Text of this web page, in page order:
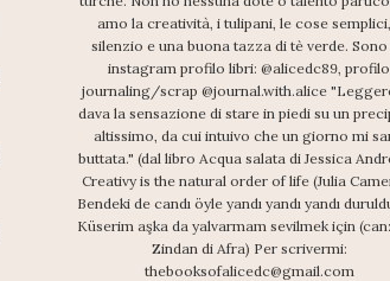
amo la creatività, i tulipani, le cose
silenzio e una buona tazza di tè verde. Sono
instagram profilo libri: @alicedc89, profilo
journaling/scrap @journal.with.alice
dava la sensazione di stare in piedi su un
altissimo, da cui intuivo che un giorno mi
buttata." (dal libro Acqua salata di Jessica
Creativy is the natural order of life (Julia
Bendeki de candı öyle yandı yandı yandı
Küserim aşka da yalvarmam sevilmek için
Zindan di Afra) Per scrivermi:
thebooksofalicedc@gmail.com